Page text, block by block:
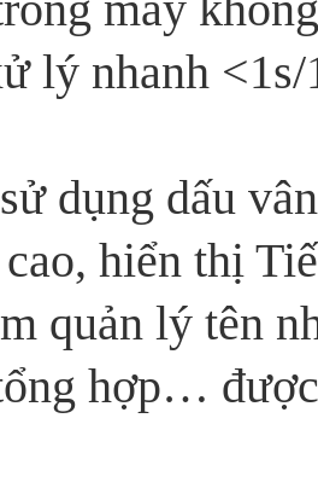
lý nhanh
dụng dấu
hiển thị
quản lý tên
hợp…